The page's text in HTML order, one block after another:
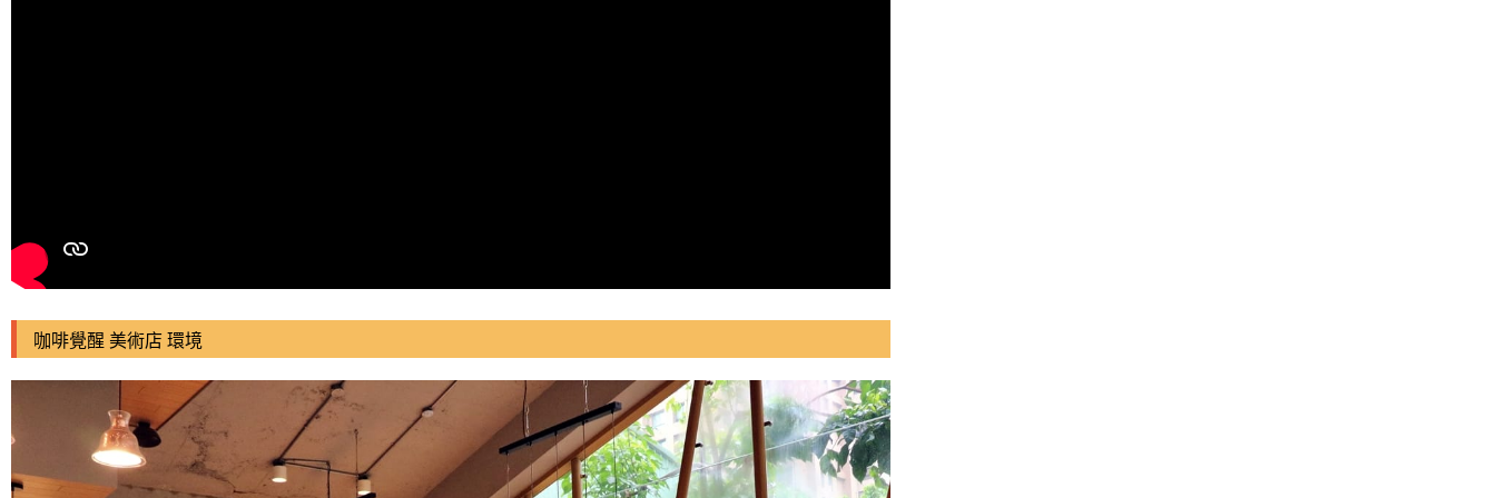
咖啡覺醒 美術店 環境